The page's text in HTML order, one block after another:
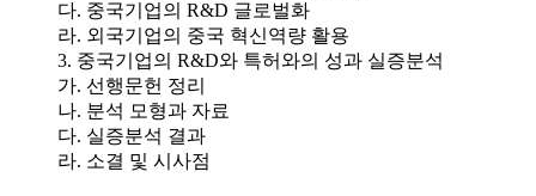
다. 중국기업의 R&D 글로벌화
라. 외국기업의 중국 혁신역량 활용
3. 중국기업의 R&D와 특허와의 성과 실증분석
가. 선행문헌 정리
나. 분석 모형과 자료
다. 실증분석 결과
라. 소결 및 시사점